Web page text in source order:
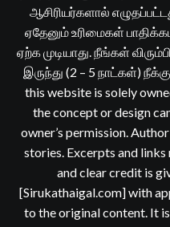
ஆசிரியர்களால்
ஏதேனும் உரிமைகள்
ஏற்க முடியாது. நீங்கள்
இருந்து (2 – 5 நாட்கள்)
this website is solely
the concept or design
owner’s permission.
stories. Excerpts and
and clear credit is
[Sirukathaigal.com] with
to the original content. It